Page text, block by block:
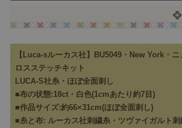
【Luca-sルーカス社】BU5049・New York・
ロスステッチキット
LUCA-S社糸・ほぼ全面刺し
■布の状態:18ct・白色(1cmあたり約7目)
■作品サイズ:約66×31cm(ほぼ全面刺し)
■糸と布: ルーカス社刺繍糸・ツヴァイガルト刺